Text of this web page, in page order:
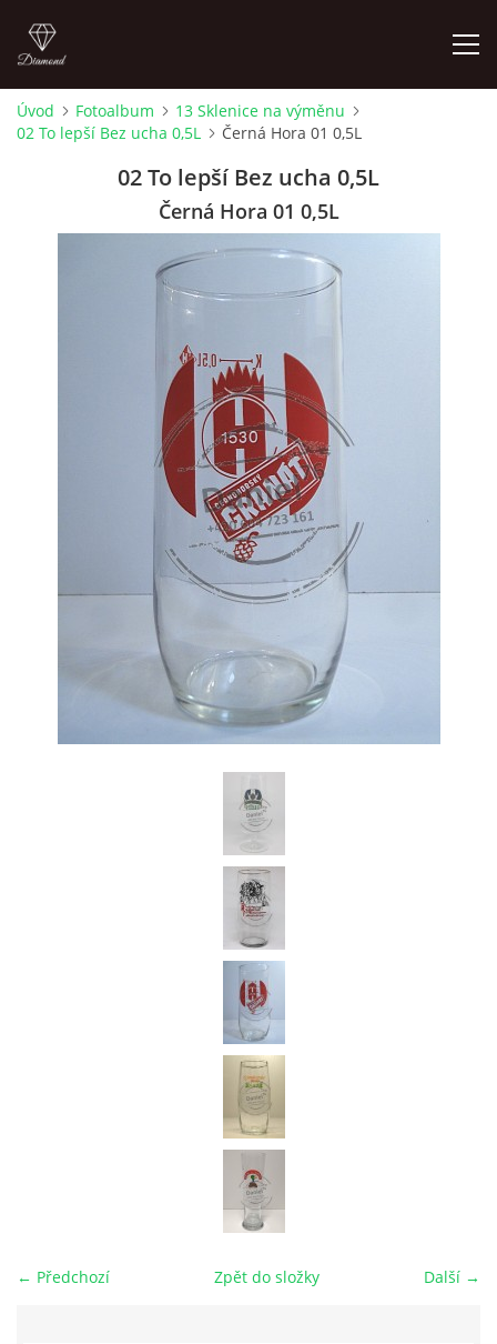
ÚVOD
SKLENICE NA VÝMĚNU
SKLENICE K ZAMYŠLENÍ
KOUPÍM STARŠÍ PIVNÍ SKLENICE 604 723 161
Daniel Česká Republika
Koupím starší pivní sklenice z českých pivovarů a jiné pivní relikvie.
Jednotlivě i celé sbírky pivního skla.Dobře zaplatím.Po domluvě za
Vámi kdykoli a kamkoli rád přijedu.Předem Vám děkuji za
nabídky.Volejte prosím na tel.: 604 723 161 (stačí prozvonit zavolám
Vám zpět) nebo pište na email: Dandan76@seznam.cz
Dandan76@seznam.cz
Aktualizováno: 7. 6. 2026
Úvod Fotoalbum
13 Sklenice na výměnu
02 To lepší Bez ucha 0,5L
Černá Hora 01 0,5L
02 To lepší Bez ucha 0,5L
Černá Hora 01 0,5L
← Předchozí Další →
Zpět do složky